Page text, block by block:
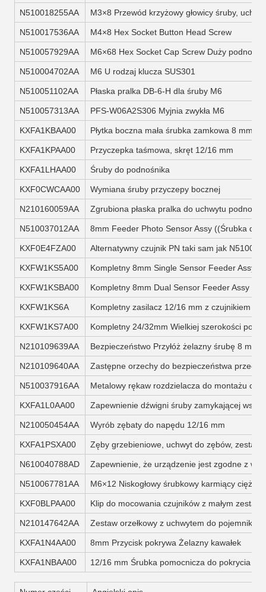
N510018255AA M3×8 Przewód krzyżowy głowicy śruby,
N510017536AA M4×8 Hex Socket Button Head Screw
N510057929AA M6×68 Hex Socket Cap Screw Duży
N510004702AA M6 U rodzaj klucza SUS301
N510051102AA Płaska pralka DB-6-H dla śruby M6
N510057313AA PFS-W06A2S306 Myjnia zwykła M6
KXFA1KBAA00 Płytka boczna mała śrubka zamkowa 8 mm
KXFA1KPAA00 Przyczepka taśmowa, skręt 12/16 mm
KXFA1LHAA00 Śruby do podnośnika
KXF0CWCAA00 Wymiana śruby przyczepy bocznej
N210160059AA Zgrubiona płaska pralka do uchwytu
N510037012AA 8mm Feeder Photo Sensor Assy ((Śrubka
KXF0E4FZA00 Alternatywny czujnik PN taki sam jak
KXFW1KS5A00 Kompletny 8mm Single Sensor Feeder Assy
KXFW1KSBA00 Kompletny 8mm Dual Sensor Feeder Assy
KXFW1KS6A Kompletny zasilacz 12/16 mm z czujnikiem
KXFW1KS7A00 Kompletny 24/32mm Wielkiej szerokości
N210109639AA Bezpieczeństwo Przyłóż żelazny śrubę 8 mm
N210109640AA Zastępne orzechy do bezpieczeństwa
N510037916AA Metalowy rękaw rozdzielacza do montażu
KXFA1L0AA00 Zapewnienie dźwigni śruby zamykającej
N210050454AA Wyrób zębaty do napędu 12/16 mm
KXFA1PSXA00 Zęby grzebieniowe, uchwyt do zębów, zestaw
N610040788AD Zapewnienie, że urządzenie jest zgodne z
N510067781AA M6×12 Niskogłowy śrubkowy karmiący ciężko
KXF0BLPAA00 Klip do mocowania czujników z małym
N210147642AA Zestaw orzełkowy z uchwytem do pojemnika
KXFA1N4AA00 8mm Przycisk pokrywa Żelazny kawałek
KXFA1NBAA00 12/16 mm Śrubka pomocnicza do pokrycia